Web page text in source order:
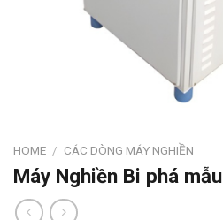
HOME / CÁC DÒNG MÁY NGHIỀN
Máy Nghiền Bi phá mẫu